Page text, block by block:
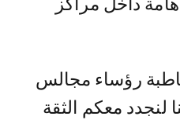
هامة داخل مراكز
رؤساء مجالس
لنجدد معكم الثقة